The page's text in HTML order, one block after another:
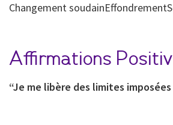
Changement
Affirmations
“Je me libère des limites